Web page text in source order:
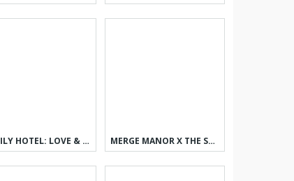
FAMILY HOTEL: LOVE & MATCH-3 MERGE MANOR X THE SMURF COLLAB